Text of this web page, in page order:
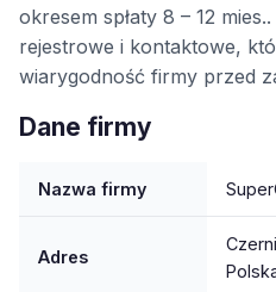
okresem spłaty 8 – 12
rejestrowe i kontaktowe,
wiarygodność firmy przed
Dane firmy
Nazwa firmy
Adres